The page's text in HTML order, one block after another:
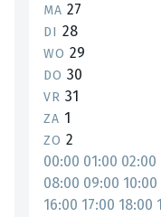
MA 27
DI 28
WO 29
DO 30
VR 31
ZA 1
ZO 2
00:00 01:00 02:00
08:00 09:00 10:00
16:00 17:00 18:00